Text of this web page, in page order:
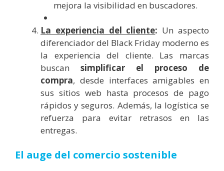
mejora la visibilidad en buscadores.
La experiencia del cliente: Un aspecto
diferenciador del Black Friday moderno es
la experiencia del cliente. Las marcas
buscan simplificar el proceso de
compra, desde interfaces amigables en
sus sitios web hasta procesos de pago
rápidos y seguros. Además, la logística se
refuerza para evitar retrasos en las
entregas.
El auge del comercio sostenible